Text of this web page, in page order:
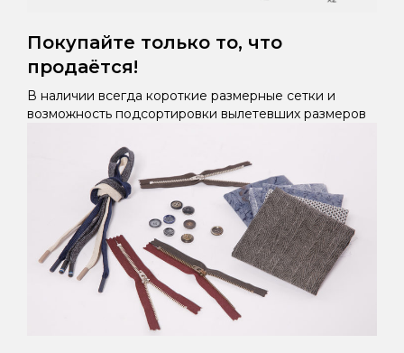
Покупайте только то, что
продаётся!
В наличии всегда короткие размерные сетки и
возможность подсортировки вылетевших размеров